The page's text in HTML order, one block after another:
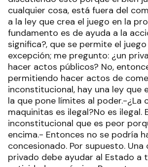
cualquier cosa, está fuera del
a la ley que crea el juego en la
fundamento es de ayuda a la
significa?, que se permite el
excepción; me pregunto: ¿un
hacer actos públicos? No,
permitiendo hacer actos de
inconstitucional, hay una ley que
la que pone límites al poder.-¿La
maquinitas es ilegal?No es ilegal.
inconstitucional que es peor
encima.- Entonces no se podría
concesionado. Por supuesto. Una
privado debe ayudar al Estado a